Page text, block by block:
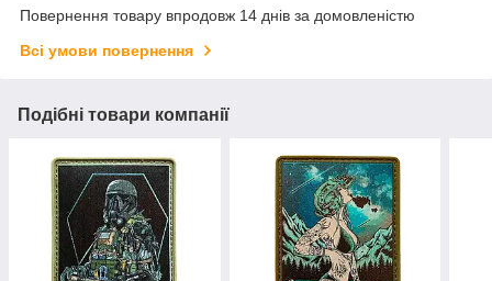
Повернення товару впродовж 14 днів за домовленістю
Всі умови повернення
Подібні товари компанії